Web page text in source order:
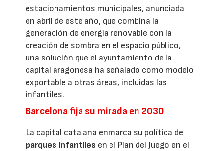
estacionamientos municipales, anunciada
en abril de este año, que combina la
generación de energía renovable con la
creación de sombra en el espacio público,
una solución que el ayuntamiento de la
capital aragonesa ha señalado como modelo
exportable a otras áreas, incluidas las
infantiles.
Barcelona fija su mirada en 2030
La capital catalana enmarca su política de
parques infantiles en el Plan del Juego en el